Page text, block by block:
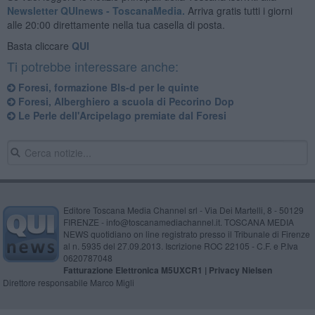
Newsletter QUInews - ToscanaMedia. Arriva gratis tutti i giorni
alle 20:00 direttamente nella tua casella di posta.
Basta cliccare QUI
Ti potrebbe interessare anche:
Foresi, formazione Bls-d per le quinte
Foresi, Alberghiero a scuola di Pecorino Dop
Le Perle dell'Arcipelago premiate dal Foresi
Editore Toscana Media Channel srl - Via Dei Martelli, 8 - 50129
FIRENZE - info@toscanamediachannel.it. TOSCANA MEDIA
NEWS quotidiano on line registrato presso il Tribunale di Firenze
al n. 5935 del 27.09.2013. Iscrizione ROC 22105 - C.F. e P.Iva
0620787048
Fatturazione Elettronica M5UXCR1 | Privacy Nielsen
Direttore responsabile Marco Migli